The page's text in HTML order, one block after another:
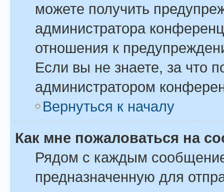
можете получить
администратора
отношения к
Если вы не знаете, за что
администратором
Вернуться к началу
Как мне пожаловаться на
Рядом с каждым
предназначенную для